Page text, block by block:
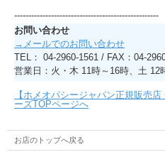
---------------------------------------------------
お問い合わせ
→メールでのお問い合わせ
TEL： 04-2960-1561 / FAX：04-
営業日：火・木 11時～16時、土 12
【ホメオパシージャパン正規販売
ーズTOPページへ
お店のトップへ戻る